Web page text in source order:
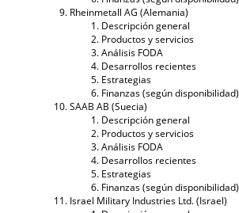
Rheinmetall AG (Alemania)
Descripción general
Productos y servicios
Análisis FODA
Desarrollos recientes
Estrategias
Finanzas (según disponibilidad)
SAAB AB (Suecia)
Descripción general
Productos y servicios
Análisis FODA
Desarrollos recientes
Estrategias
Finanzas (según disponibilidad)
Israel Military Industries Ltd. (Israel)